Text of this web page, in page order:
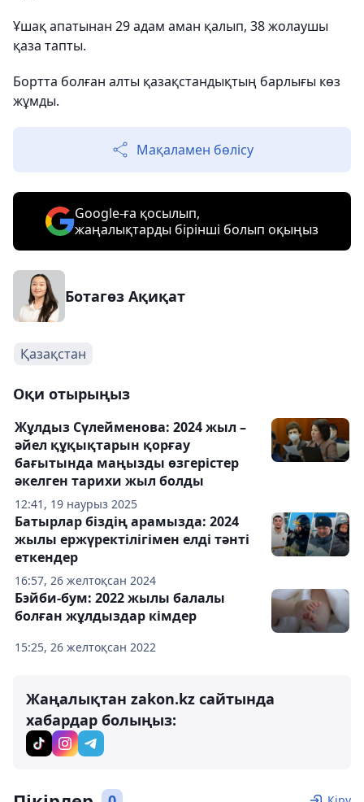
Ұшақ апатынан 29 адам аман қалып, 38 жолаушы
қаза тапты.
Бортта болған алты қазақстандықтың барлығы көз
жұмды.
Мақаламен бөлісу
Google-ға қосылып,
жаңалықтарды бірінші болып оқыңыз
Ботагөз Ақиқат
Қазақстан
Оқи отырыңыз
12:41, 19 наурыз 2025
Жұлдыз Сүлейменова: 2024 жыл –
әйел құқықтарын қорғау
бағытында маңызды өзгерістер
әкелген тарихи жыл болды
16:57, 26 желтоқсан 2024
Батырлар біздің арамызда: 2024
жылы ержүректілігімен елді тәнті
еткендер
15:25, 26 желтоқсан 2022
Бэйби-бум: 2022 жылы балалы
болған жұлдыздар кімдер
Жаңалықтан zakon.kz сайтында
хабардар болыңыз: